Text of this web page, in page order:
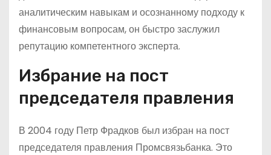
аналитическим навыкам и осознанному подходу к
финансовым вопросам, он быстро заслужил
репутацию компетентного эксперта.
Избрание на пост
председателя правления
В 2004 году Петр Фрадков был избран на пост
председателя правления Промсвязьбанка. Это